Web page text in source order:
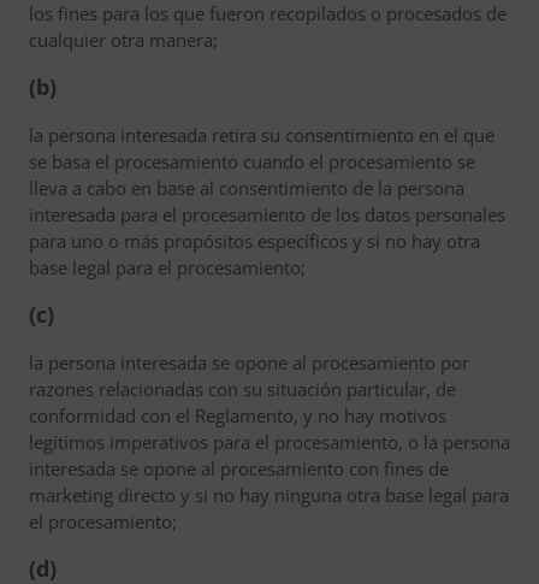
los fines para los que fueron recopilados o procesados de
cualquier otra manera;
(b)
la persona interesada retira su consentimiento en el que
se basa el procesamiento cuando el procesamiento se
lleva a cabo en base al consentimiento de la persona
interesada para el procesamiento de los datos personales
para uno o más propósitos específicos y si no hay otra
base legal para el procesamiento;
(c)
la persona interesada se opone al procesamiento por
razones relacionadas con su situación particular, de
conformidad con el Reglamento, y no hay motivos
legítimos imperativos para el procesamiento, o la persona
interesada se opone al procesamiento con fines de
marketing directo y si no hay ninguna otra base legal para
el procesamiento;
(d)